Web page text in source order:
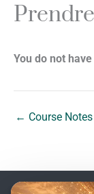
You do not
← Course